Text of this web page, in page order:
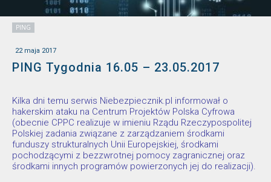
PING
22 maja 2017
PING Tygodnia 16.05 – 23.05.2017
Kilka dni temu serwis Niebezpiecznik.pl informował o
hakerskim ataku na Centrum Projektów Polska Cyfrowa
(obecnie CPPC realizuje w imieniu Rządu Rzeczypospolitej
Polskiej zadania związane z zarządzaniem środkami
funduszy strukturalnych Unii Europejskiej, środkami
pochodzącymi z bezzwrotnej pomocy zagranicznej oraz
środkami innych programów powierzonych jej do realizacji).